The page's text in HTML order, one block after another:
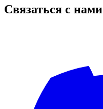
Связаться с нами